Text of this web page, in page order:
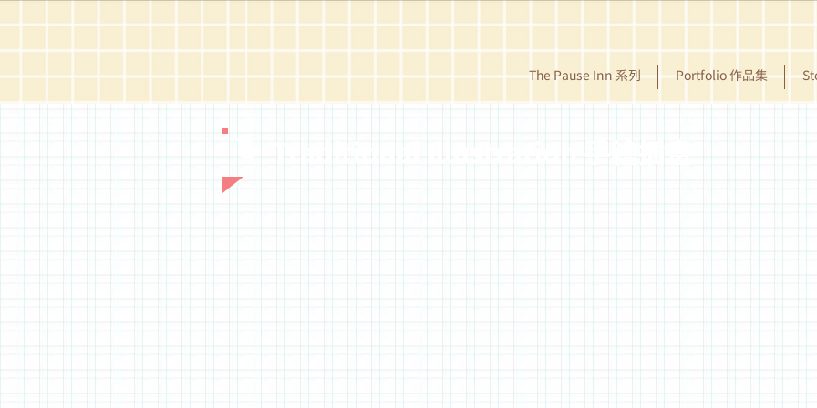
The Pause Inn 系列 Portfolio 作品集
Traditional Illustration 手繪插畫